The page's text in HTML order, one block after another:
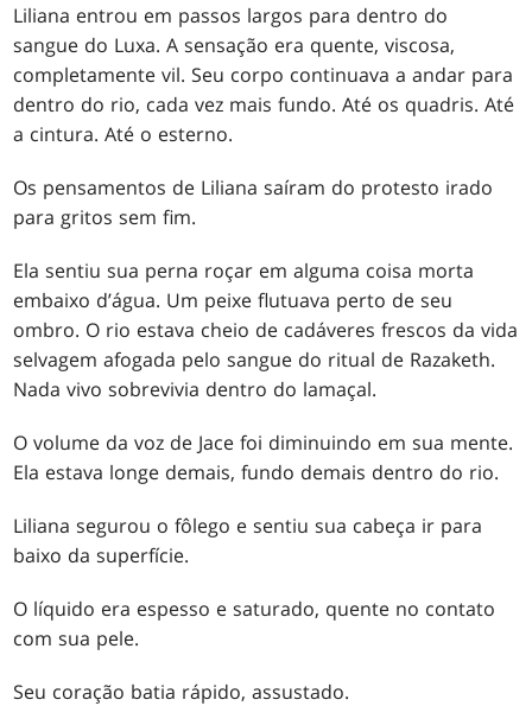
Liliana entrou em passos largos para dentro do
sangue do Luxa. A sensação era quente, viscosa,
completamente vil. Seu corpo continuava a andar para
dentro do rio, cada vez mais fundo. Até os quadris. Até
a cintura. Até o esterno.
Os pensamentos de Liliana saíram do protesto irado
para gritos sem fim.
Ela sentiu sua perna roçar em alguma coisa morta
embaixo d’água. Um peixe flutuava perto de seu
ombro. O rio estava cheio de cadáveres frescos da vida
selvagem afogada pelo sangue do ritual de Razaketh.
Nada vivo sobrevivia dentro do lamaçal.
O volume da voz de Jace foi diminuindo em sua mente.
Ela estava longe demais, fundo demais dentro do rio.
Liliana segurou o fôlego e sentiu sua cabeça ir para
baixo da superfície.
O líquido era espesso e saturado, quente no contato
com sua pele.
Seu coração batia rápido, assustado.